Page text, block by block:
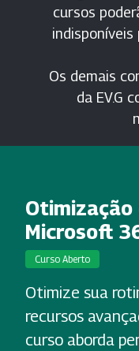
cursos
Os demais
da EV.G
Microsoft
Curso Aberto
Otimize sua
recursos
curso aborda